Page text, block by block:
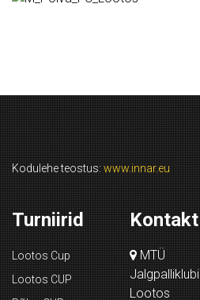
Kodulehe teostus: www.innar.eu
Turniirid
Lootos Cup
Lootos CUP
Kontakt
MTÜ
Jalgpalliklubi
Lootos